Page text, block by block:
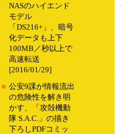
NASのハイエンド
モデル
「DS216+」、暗号
化データも上下
100MB／秒以上で
高速転送
[2016/01/29]
■ 公安9課が情報流出
の危険性を解き明
かす、「攻殻機動
隊 S.A.C.」の描き
下ろしPDFコミッ